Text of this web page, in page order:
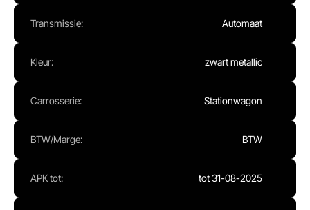
Transmissie: Automaat
Kleur: zwart metallic
Carrosserie: Stationwagon
BTW/Marge: BTW
APK tot: tot 31-08-2025